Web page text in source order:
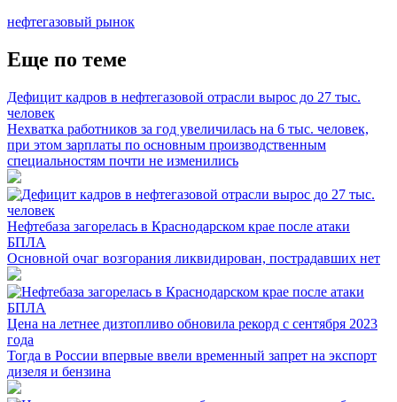
нефтегазовый рынок
Еще по теме
Дефицит кадров в нефтегазовой отрасли вырос до 27 тыс.
человек
Нехватка работников за год увеличилась на 6 тыс. человек,
при этом зарплаты по основным производственным
специальностям почти не изменились
Нефтебаза загорелась в Краснодарском крае после атаки
БПЛА
Основной очаг возгорания ликвидирован, пострадавших нет
Цена на летнее дизтопливо обновила рекорд с сентября 2023
года
Тогда в России впервые ввели временный запрет на экспорт
дизеля и бензина